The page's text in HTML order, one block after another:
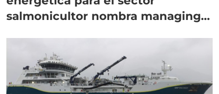
salmonicultor nombra managing